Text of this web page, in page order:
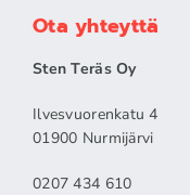
Ota yhteyttä
Sten Teräs Oy
Ilvesvuorenkatu 4
01900 Nurmijärvi
0207 434 610